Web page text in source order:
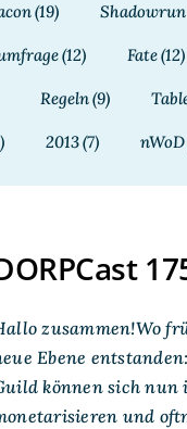
(19) Shadowrun
(12) Fate(12)
Regeln(9)
2013(7) nWoD
zusammen!Wo
Ebene
können sich nun
und